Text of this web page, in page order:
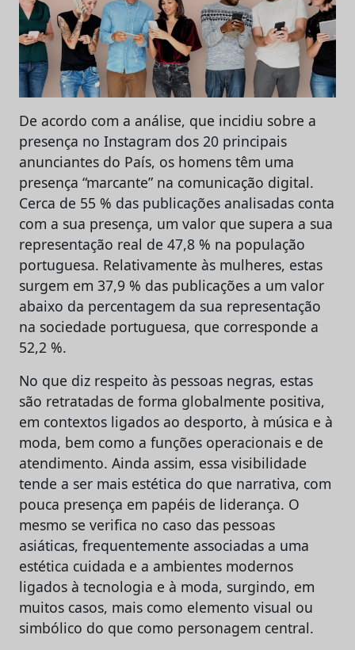
De acordo com a análise, que incidiu sobre a
presença no Instagram dos 20 principais
anunciantes do País, os homens têm uma
presença “marcante” na comunicação digital.
Cerca de 55 % das publicações analisadas conta
com a sua presença, um valor que supera a sua
representação real de 47,8 % na população
portuguesa. Relativamente às mulheres, estas
surgem em 37,9 % das publicações a um valor
abaixo da percentagem da sua representação
na sociedade portuguesa, que corresponde a
52,2 %.
No que diz respeito às pessoas negras, estas
são retratadas de forma globalmente positiva,
em contextos ligados ao desporto, à música e à
moda, bem como a funções operacionais e de
atendimento. Ainda assim, essa visibilidade
tende a ser mais estética do que narrativa, com
pouca presença em papéis de liderança. O
mesmo se verifica no caso das pessoas
asiáticas, frequentemente associadas a uma
estética cuidada e a ambientes modernos
ligados à tecnologia e à moda, surgindo, em
muitos casos, mais como elemento visual ou
simbólico do que como personagem central.